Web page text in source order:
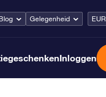
Gelegenheid EUR
Inloggen